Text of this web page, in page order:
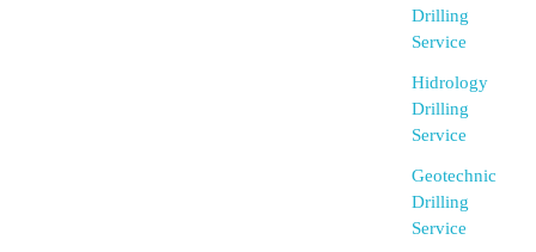
Drilling
Service
Hidrology
Drilling
Service
Geotechnic
Drilling
Service